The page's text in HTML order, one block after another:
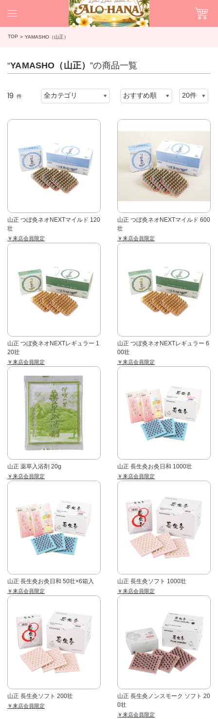
TOP YAMASHO（山正）
“YAMASHO（山正）”の商品一覧
19 件
山正 つぼ灸ネオNEXTマイルド 120
壮
￥来店会員限定
山正 つぼ灸ネオNEXTマイルド 600
壮
￥来店会員限定
山正 つぼ灸ネオNEXTレギュラー 1
20壮
￥来店会員限定
山正 つぼ灸ネオNEXTレギュラー 6
00壮
￥来店会員限定
山正 薬草入浴剤 20g
￥来店会員限定
山正 長生灸お灸日和 1000壮
￥来店会員限定
山正 長生灸お灸日和 50壮×6箱入
￥来店会員限定
山正 長生灸ソフト 1000壮
￥来店会員限定
山正 長生灸ソフト 200壮
￥来店会員限定
山正 長生灸ノンスモーク ソフト 20
0壮
￥来店会員限定